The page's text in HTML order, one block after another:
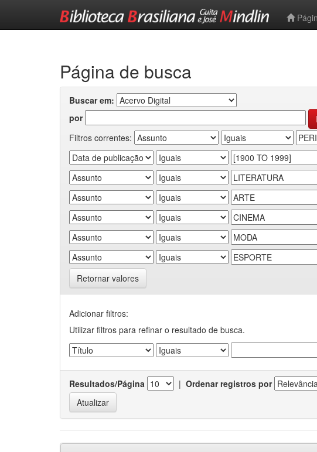
Página de busca
Buscar em:
por
Filtros correntes:
Retornar valores
Adicionar filtros:
Utilizar filtros para refinar o resultado de busca.
Resultados/Página | Ordenar registros por